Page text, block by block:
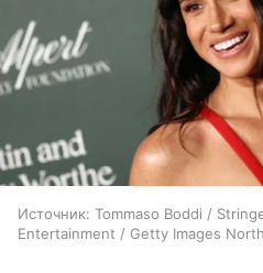
Источник: Tommaso Boddi /
Entertainment / Getty Images